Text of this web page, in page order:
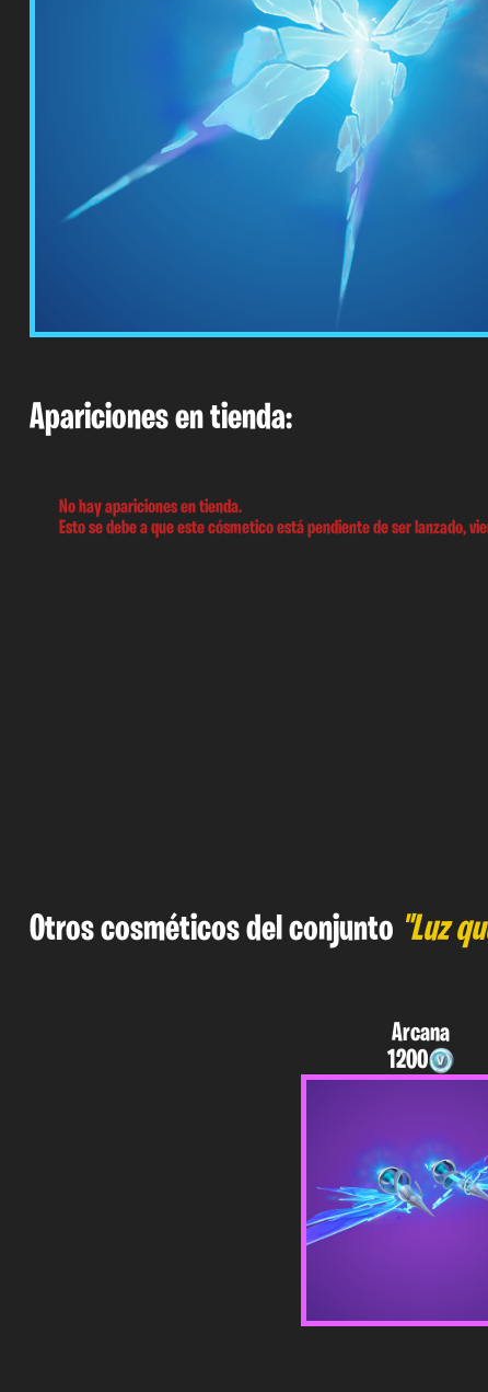
Apariciones en tienda:
No hay apariciones en tienda.
Esto se debe a que este cósmetico está pendiente de ser lanzado,
Otros cosméticos del conjunto "Luz
Arcana
1200